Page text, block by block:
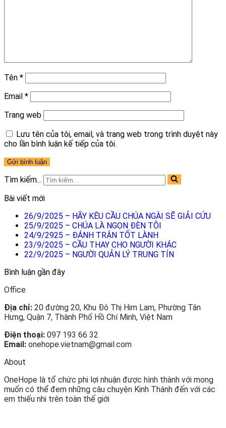
Tên *
Email *
Trang web
Lưu tên của tôi, email, và trang web trong trình duyệt này
cho lần bình luận kế tiếp của tôi.
Tìm kiếm...
Bài viết mới
26/9/2025 – HÃY KÊU CẦU CHÚA NGÀI SẼ GIẢI CỨU
25/9/2025 – CHÚA LÀ NGỌN ĐÈN TÔI
24/9/2925 – ĐÁNH TRẬN TỐT LÀNH
23/9/2025 – CẦU THAY CHO NGƯỜI KHÁC
22/9/2025 – NGƯỜI QUẢN LÝ TRUNG TÍN
Bình luận gần đây
Office
Địa chỉ: 20 đường 20, Khu Đô Thị Him Lam, Phường Tân
Hưng, Quận 7, Thành Phố Hồ Chí Minh, Việt Nam
Điện thoại: 097 193 66 32
Email: onehope.vietnam@gmail.com
About
OneHope là tổ chức phi lợi nhuận được hình thành với mong
muốn có thể đem những câu chuyện Kinh Thánh đến với các
em thiếu nhi trên toàn thế giới